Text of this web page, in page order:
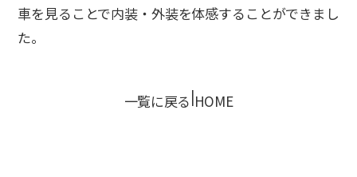
車を見ることで内装・外装を体感することができまし
た。
一覧に戻る|HOME